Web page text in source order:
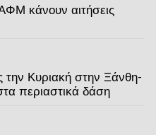
κάνουν αιτήσεις
την Κυριακή στην Ξάνθη-
περιαστικά δάση